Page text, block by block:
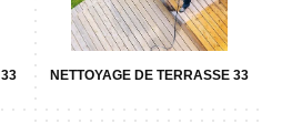
NETTOYAGE DE TERRASSE 33